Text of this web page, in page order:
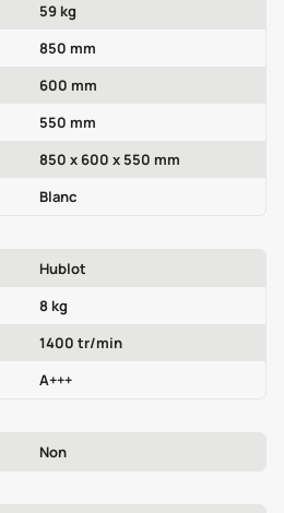
59 kg
850 mm
600 mm
550 mm
850 x 600 x 550 mm
Blanc
Hublot
8 kg
1400 tr/min
A+++
Non